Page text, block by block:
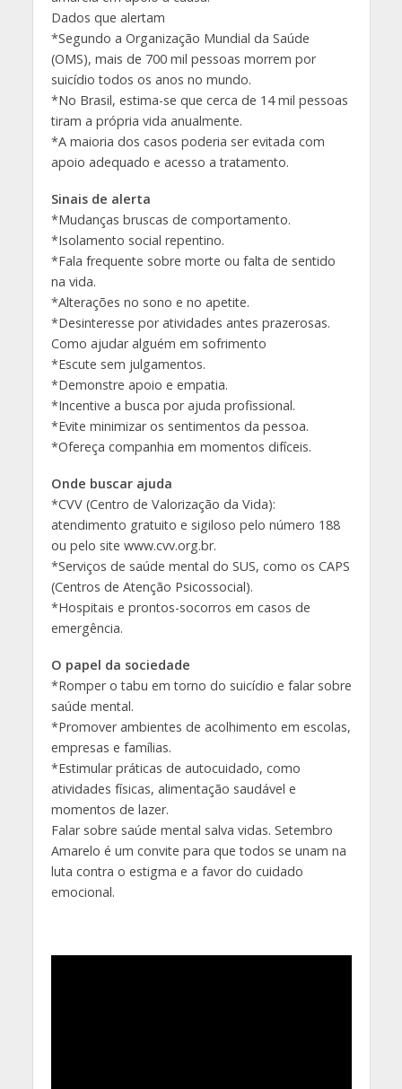
Dados que alertam
*Segundo a Organização Mundial da Saúde
(OMS), mais de 700 mil pessoas morrem por
suicídio todos os anos no mundo.
*No Brasil, estima-se que cerca de 14 mil pessoas
tiram a própria vida anualmente.
*A maioria dos casos poderia ser evitada com
apoio adequado e acesso a tratamento.
Sinais de alerta
*Mudanças bruscas de comportamento.
*Isolamento social repentino.
*Fala frequente sobre morte ou falta de sentido
na vida.
*Alterações no sono e no apetite.
*Desinteresse por atividades antes prazerosas.
Como ajudar alguém em sofrimento
*Escute sem julgamentos.
*Demonstre apoio e empatia.
*Incentive a busca por ajuda profissional.
*Evite minimizar os sentimentos da pessoa.
*Ofereça companhia em momentos difíceis.
Onde buscar ajuda
*CVV (Centro de Valorização da Vida):
atendimento gratuito e sigiloso pelo número 188
ou pelo site www.cvv.org.br.
*Serviços de saúde mental do SUS, como os CAPS
(Centros de Atenção Psicossocial).
*Hospitais e prontos-socorros em casos de
emergência.
O papel da sociedade
*Romper o tabu em torno do suicídio e falar sobre
saúde mental.
*Promover ambientes de acolhimento em escolas,
empresas e famílias.
*Estimular práticas de autocuidado, como
atividades físicas, alimentação saudável e
momentos de lazer.
Falar sobre saúde mental salva vidas. Setembro
Amarelo é um convite para que todos se unam na
luta contra o estigma e a favor do cuidado
emocional.